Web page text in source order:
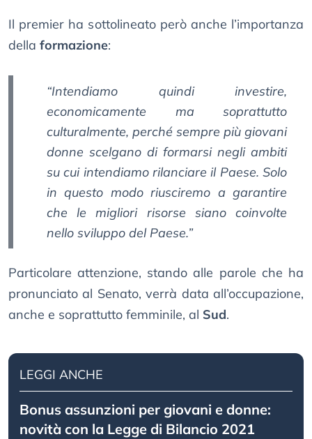
Il premier ha sottolineato però anche l’importanza
della formazione:
“Intendiamo quindi investire,
economicamente ma soprattutto
culturalmente, perché sempre più giovani
donne scelgano di formarsi negli ambiti
su cui intendiamo rilanciare il Paese. Solo
in questo modo riusciremo a garantire
che le migliori risorse siano coinvolte
nello sviluppo del Paese.”
Particolare attenzione, stando alle parole che ha
pronunciato al Senato, verrà data all’occupazione,
anche e soprattutto femminile, al Sud.
LEGGI ANCHE
Bonus assunzioni per giovani e donne:
novità con la Legge di Bilancio 2021